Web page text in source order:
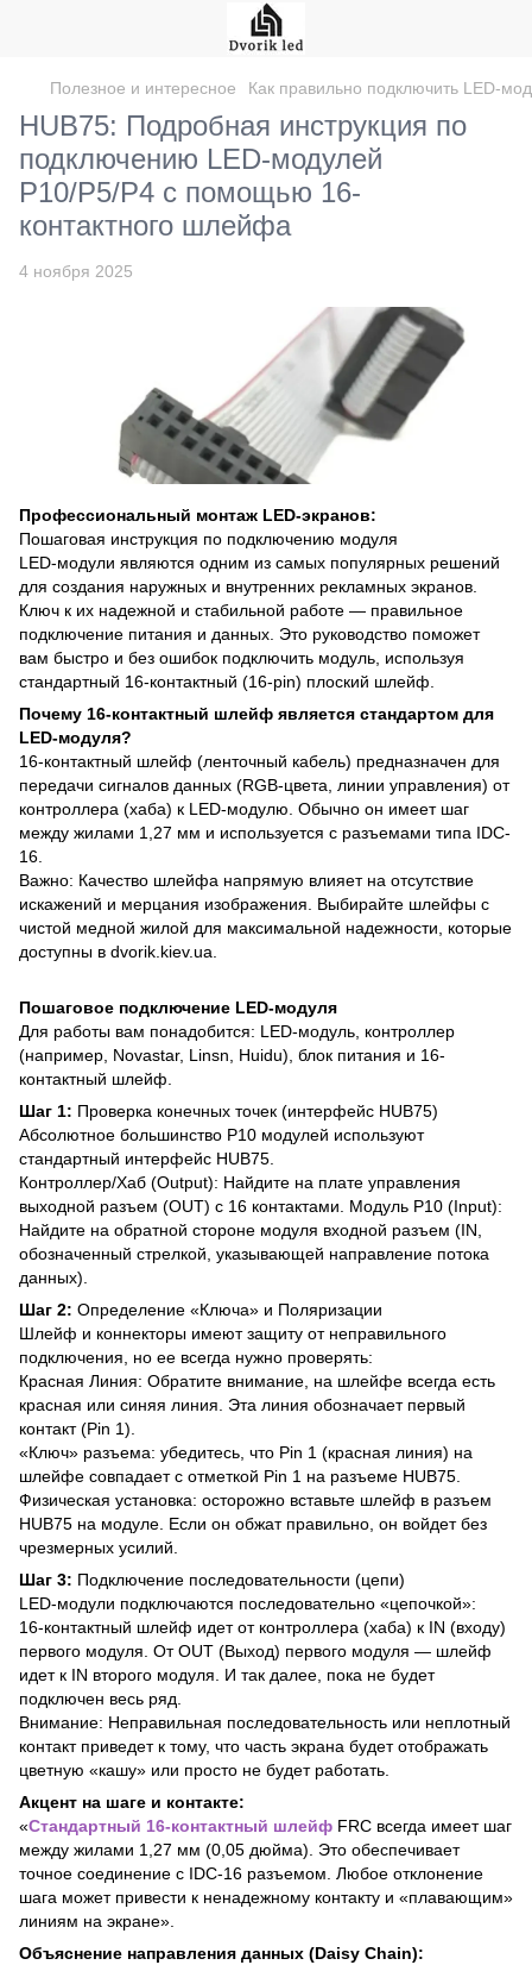
Полезное и интересное Как правильно подключить LED-
HUB75: Подробная инструкция по
подключению LED-модулей
P10/P5/P4 с помощью 16-
контактного шлейфа
4 ноября 2025
Профессиональный монтаж LED-экранов:
Пошаговая инструкция по подключению модуля
LED-модули являются одним из самых популярных решений
для создания наружных и внутренних рекламных экранов.
Ключ к их надежной и стабильной работе — правильное
подключение питания и данных. Это руководство поможет
вам быстро и без ошибок подключить модуль, используя
стандартный 16-контактный (16-pin) плоский шлейф.
Почему 16-контактный шлейф является стандартом для
LED-модуля?
16-контактный шлейф (ленточный кабель) предназначен для
передачи сигналов данных (RGB-цвета, линии управления) от
контроллера (хаба) к LED-модулю. Обычно он имеет шаг
между жилами 1,27 мм и используется с разъемами типа IDC-
16.
Важно: Качество шлейфа напрямую влияет на отсутствие
искажений и мерцания изображения. Выбирайте шлейфы с
чистой медной жилой для максимальной надежности, которые
доступны в dvorik.kiev.ua.
Пошаговое подключение LED-модуля
Для работы вам понадобится: LED-модуль, контроллер
(например, Novastar, Linsn, Huidu), блок питания и 16-
контактный шлейф.
Шаг 1: Проверка конечных точек (интерфейс HUB75)
Абсолютное большинство P10 модулей используют
стандартный интерфейс HUB75.
Контроллер/Хаб (Output): Найдите на плате управления
выходной разъем (OUT) с 16 контактами. Модуль P10 (Input):
Найдите на обратной стороне модуля входной разъем (IN,
обозначенный стрелкой, указывающей направление потока
данных).
Шаг 2: Определение «Ключа» и Поляризации
Шлейф и коннекторы имеют защиту от неправильного
подключения, но ее всегда нужно проверять:
Красная Линия: Обратите внимание, на шлейфе всегда есть
красная или синяя линия. Эта линия обозначает первый
контакт (Pin 1).
«Ключ» разъема: убедитесь, что Pin 1 (красная линия) на
шлейфе совпадает с отметкой Pin 1 на разъеме HUB75.
Физическая установка: осторожно вставьте шлейф в разъем
HUB75 на модуле. Если он обжат правильно, он войдет без
чрезмерных усилий.
Шаг 3: Подключение последовательности (цепи)
LED-модули подключаются последовательно «цепочкой»:
16-контактный шлейф идет от контроллера (хаба) к IN (входу)
первого модуля. От OUT (Выход) первого модуля — шлейф
идет к IN второго модуля. И так далее, пока не будет
подключен весь ряд.
Внимание: Неправильная последовательность или неплотный
контакт приведет к тому, что часть экрана будет отображать
цветную «кашу» или просто не будет работать.
Акцент на шаге и контакте:
«Стандартный 16-контактный шлейф FRC всегда имеет шаг
между жилами 1,27 мм (0,05 дюйма). Это обеспечивает
точное соединение с IDC-16 разъемом. Любое отклонение
шага может привести к ненадежному контакту и «плавающим»
линиям на экране».
Объяснение направления данных (Daisy Chain):